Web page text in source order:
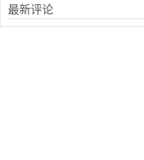
最新评论